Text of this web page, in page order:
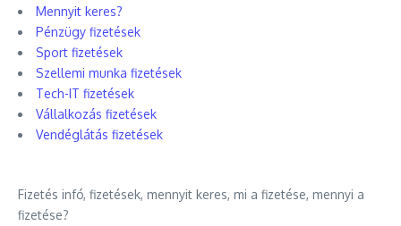
Mennyit keres?
Pénzügy fizetések
Sport fizetések
Szellemi munka fizetések
Tech-IT fizetések
Vállalkozás fizetések
Vendéglátás fizetések
Fizetés infó, fizetések, mennyit keres, mi a fizetése, mennyi a
fizetése?